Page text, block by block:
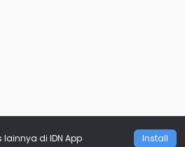
lainnya di IDN App Install